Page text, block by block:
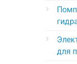
для